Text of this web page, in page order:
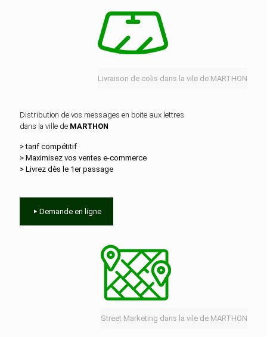
Livraison de colis dans la vile de MARTHON
Distribution de vos messages en boite aux lettres
dans la ville de MARTHON
> tarif compétitif
> Maximisez vos ventes e‑commerce
> Livrez dès le 1er passage
Demande en ligne
Street Marketing dans la vile de MARTHON